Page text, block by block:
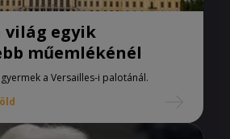
világ egyik
műemlékénél
a Versailles-i palotánál.